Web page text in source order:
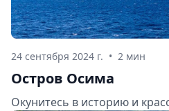
24 сентября 2024 г. • 2 мин
Остров Осима
Окунитесь в историю и